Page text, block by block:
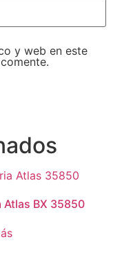
y web en este
Atlas BX 35850